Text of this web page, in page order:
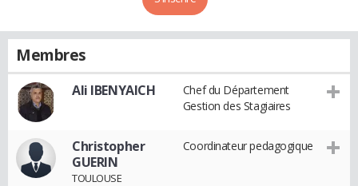
Membres
Ali IBENYAICH
Chef du Département
Gestion des Stagiaires
Christopher
GUERIN
TOULOUSE
Coordinateur pedagogique